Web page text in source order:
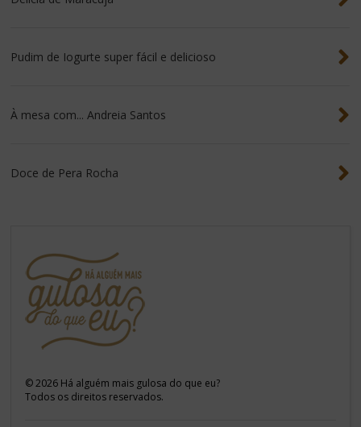
Pudim de Iogurte super fácil e delicioso
À mesa com... Andreia Santos
Doce de Pera Rocha
©2026 Há alguém mais gulosa do que eu?
Todos os direitos reservados.